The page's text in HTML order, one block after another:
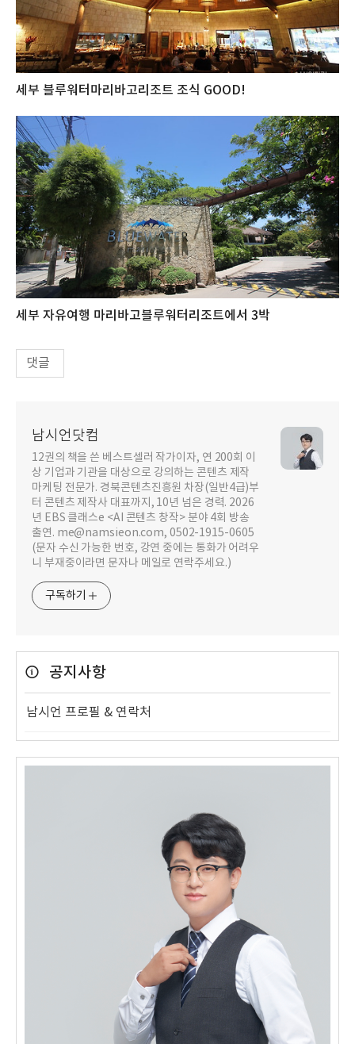
세부 블루워터마리바고리조트 조식 GOOD!
세부 자유여행 마리바고블루워터리조트에서 3박
댓글
남시언닷컴
12권의 책을 쓴 베스트셀러 작가이자, 연 200회 이
상 기업과 기관을 대상으로 강의하는 콘텐츠 제작
마케팅 전문가. 경북콘텐츠진흥원 차장(일반4급)부
터 콘텐츠 제작사 대표까지, 10년 넘은 경력. 2026
년 EBS 클래스e <AI 콘텐츠 창작> 분야 4회 방송
출연. me@namsieon.com, 0502-1915-0605
(문자 수신 가능한 번호, 강연 중에는 통화가 어려우
니 부재중이라면 문자나 메일로 연락주세요.)
구독하기
공지사항
남시언 프로필 & 연락처